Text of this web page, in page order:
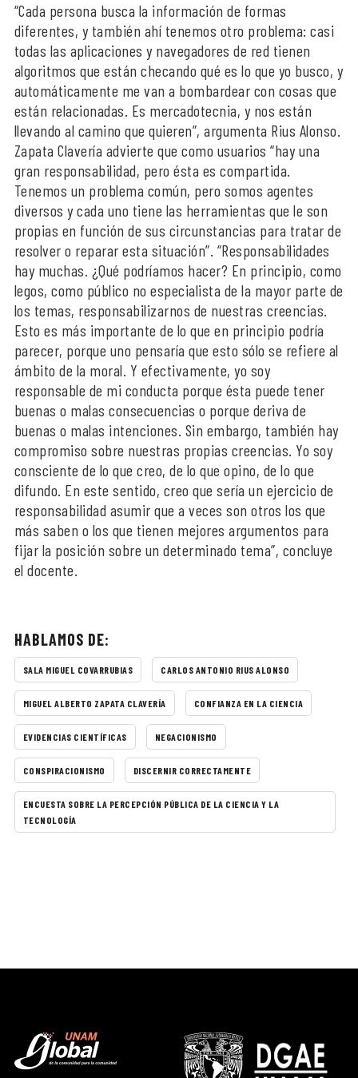
“Cada persona busca la información de formas
diferentes, y también ahí tenemos otro problema: casi
todas las aplicaciones y navegadores de red tienen
algoritmos que están checando qué es lo que yo busco, y
automáticamente me van a bombardear con cosas que
están relacionadas. Es mercadotecnia, y nos están
llevando al camino que quieren”, argumenta Rius Alonso.
Zapata Clavería advierte que como usuarios “hay una
gran responsabilidad, pero ésta es compartida.
Tenemos un problema común, pero somos agentes
diversos y cada uno tiene las herramientas que le son
propias en función de sus circunstancias para tratar de
resolver o reparar esta situación”. “Responsabilidades
hay muchas. ¿Qué podríamos hacer? En principio, como
legos, como público no especialista de la mayor parte de
los temas, responsabilizarnos de nuestras creencias.
Esto es más importante de lo que en principio podría
parecer, porque uno pensaría que esto sólo se refiere al
ámbito de la moral. Y efectivamente, yo soy
responsable de mi conducta porque ésta puede tener
buenas o malas consecuencias o porque deriva de
buenas o malas intenciones. Sin embargo, también hay
compromiso sobre nuestras propias creencias. Yo soy
consciente de lo que creo, de lo que opino, de lo que
difundo. En este sentido, creo que sería un ejercicio de
responsabilidad asumir que a veces son otros los que
más saben o los que tienen mejores argumentos para
fijar la posición sobre un determinado tema”, concluye
el docente.
HABLAMOS DE:
SALA MIGUEL COVARRUBIAS CARLOS ANTONIO RIUS ALONSO
MIGUEL ALBERTO ZAPATA CLAVERÍA CONFIANZA EN LA CIENCIA
EVIDENCIAS CIENTÍFICAS NEGACIONISMO
CONSPIRACIONISMO DISCERNIR CORRECTAMENTE
ENCUESTA SOBRE LA PERCEPCIÓN PÚBLICA DE LA CIENCIA Y LA
TECNOLOGÍA